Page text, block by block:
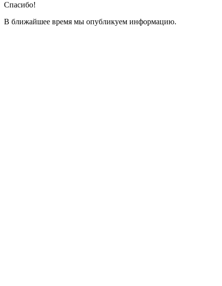
Спасибо!
В ближайшее время мы опубликуем информацию.